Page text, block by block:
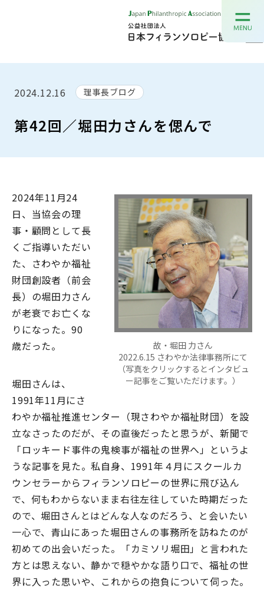
2024.12.16 理事長ブログ
第42回／堀田力さんを偲んで
故・堀田 力さん
2022.6.15 さわやか法律事務所にて
（写真をクリックするとインタビュ
ー記事をご覧いただけます。）
2024年11月24
日、当協会の理
事・顧問として長
くご指導いただい
た、さわやか福祉
財団創設者（前会
長）の堀田力さん
が老衰でお亡くな
りになった。90
歳だった。
堀田さんは、
1991年11月にさ
わやか福祉推進センター（現さわやか福祉財団）を設
立なさったのだが、その直後だったと思うが、新聞で
「ロッキード事件の鬼検事が福祉の世界へ」というよ
うな記事を見た。私自身、1991年４月にスクールカ
ウンセラーからフィランソロピーの世界に飛び込ん
で、何もわからないまま右往左往していた時期だった
ので、堀田さんとはどんな人なのだろう、と会いたい
一心で、青山にあった堀田さんの事務所を訪ねたのが
初めての出会いだった。「カミソリ堀田」と言われた
方とは思えない、静かで穏やかな語り口で、福祉の世
界に入った思いや、これからの抱負について伺った。